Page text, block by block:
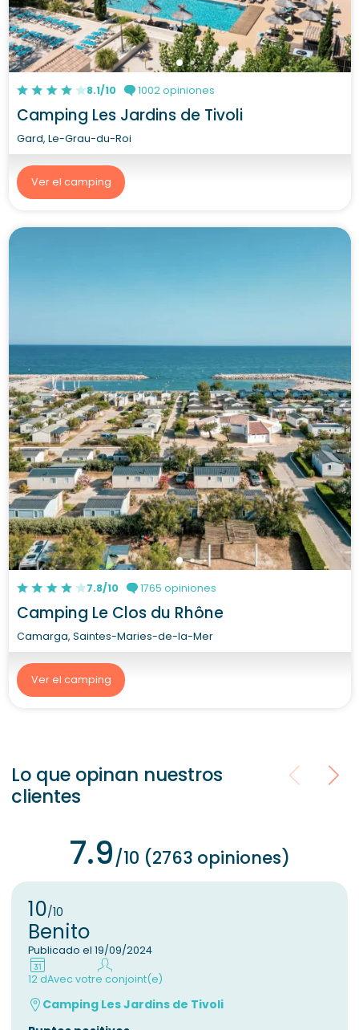
8.1/10 1002 opiniones
Camping Les Jardins de Tivoli
Gard, Le-Grau-du-Roi
Ver el camping
7.8/10 1765 opiniones
Camping Le Clos du Rhône
Camarga, Saintes-Maries-de-la-Mer
Ver el camping
Lo que opinan nuestros
clientes
7.9/10 (2763 opiniones)
10/10
Benito
Publicado el 19/09/2024
12 dAvec votre conjoint(e)
Camping Les Jardins de Tivoli